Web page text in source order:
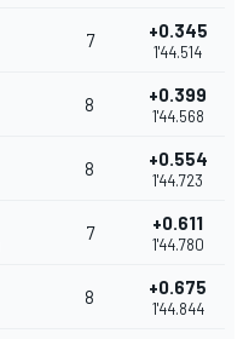
7 +0.345
1'44.514
8 +0.399
1'44.568
8 +0.554
1'44.723
7 +0.611
1'44.780
8 +0.675
1'44.844